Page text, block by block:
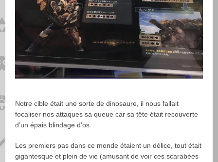
Notre cible était une sorte de dinosaure, il nous fallait
focaliser nos attaques sa queue car sa tête était recouverte
d’un épais blindage d’os.
Les premiers pas dans ce monde étaient un délice, tout était
gigantesque et plein de vie (amusant de voir ces scarabées